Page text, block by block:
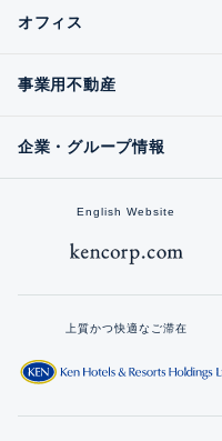
オフィス
事業用不動産
企業・グループ情報
English Website
上質かつ快適なご滞在